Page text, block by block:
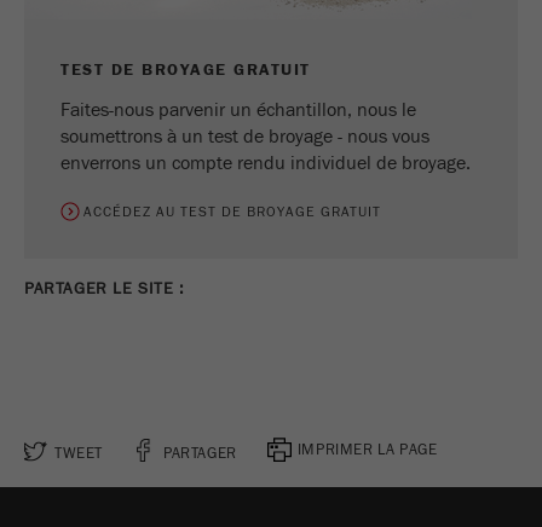
TEST DE BROYAGE GRATUIT
Faites-nous parvenir un échantillon, nous le
soumettrons à un test de broyage - nous vous
enverrons un compte rendu individuel de broyage.
ACCÉDEZ AU TEST DE BROYAGE GRATUIT
PARTAGER LE SITE :
TWEET PARTAGER IMPRIMER LA PAGE